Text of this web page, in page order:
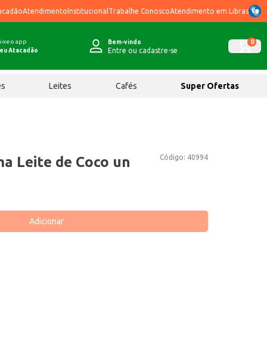
AtendimentoInstitucional Trabalhe ConoscoAtendimento em Libras
o app
Atacadão
Bem-vindo
Entre ou cadastre-se
0
Leites Cafés Super Ofertas
Código: 40994
Leite de Coco un
Adicionar